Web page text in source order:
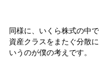
同様に、いくら株式の中で
資産クラスをまたぐ分散
いうのが僕の考えです。